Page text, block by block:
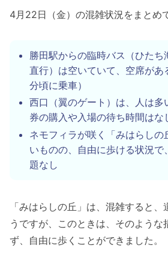
4月22日（金）の混雑状況をまとめ
勝田駅からの臨時バス（ひたち
直行）は空いていて、空席があ
分頃に乗車）
西口（翼のゲート）は、人は多
券の購入や入場の待ち時間はな
ネモフィラが咲く「みはらしの
いものの、自由に歩ける状況で
題なし
「みはらしの丘」は、混雑すると
うですが、このときは、そのような
ず、自由に歩くことができました。